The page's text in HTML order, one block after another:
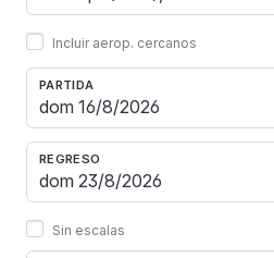
Incluir aerop. cercanos
PARTIDA
REGRESO
Sin escalas